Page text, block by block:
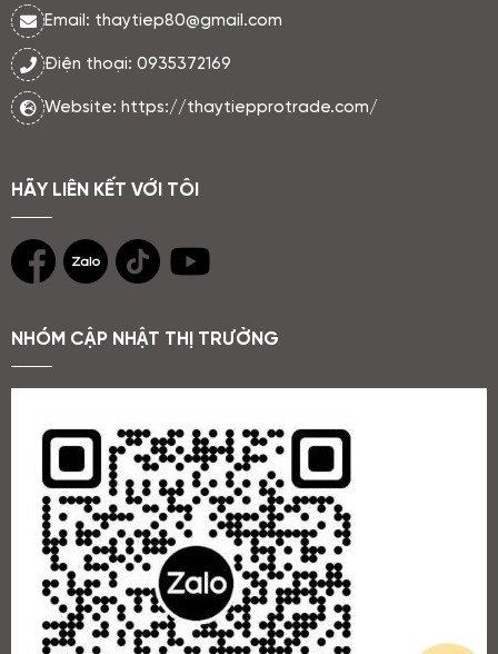
Email: thaytiep80@gmail.com
Điện thoại: 0935372169
Website: https://thaytiepprotrade.com/
HÃY LIÊN KẾT VỚI TÔI
NHÓM CẬP NHẬT THỊ TRƯỜNG